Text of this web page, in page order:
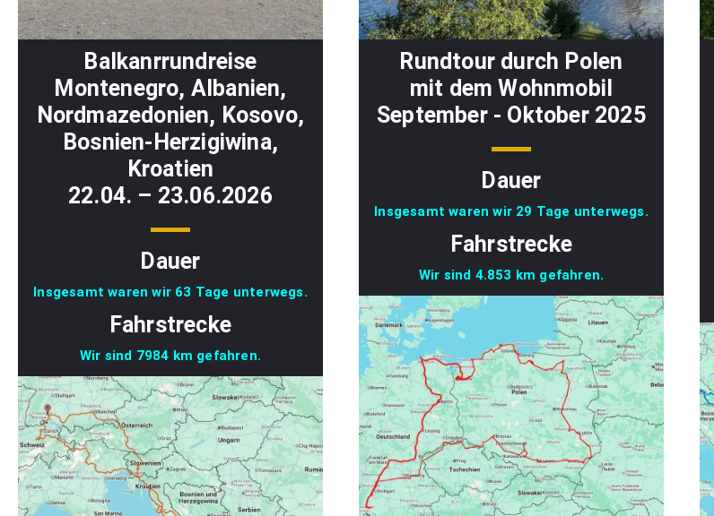
Balkanrrundreise
Montenegro, Albanien,
Nordmazedonien, Kosovo,
Bosnien-Herzigiwina,
Kroatien
22.04. – 23.06.2026
Dauer
Insgesamt waren wir 63 Tage unterwegs.
Fahrstrecke
Wir sind 7984 km gefahren.
Rundtour durch Polen
mit dem Wohnmobil
September - Oktober 2025
Dauer
Insgesamt waren wir 29 Tage unterwegs.
Fahrstrecke
Wir sind 4.853 km gefahren.